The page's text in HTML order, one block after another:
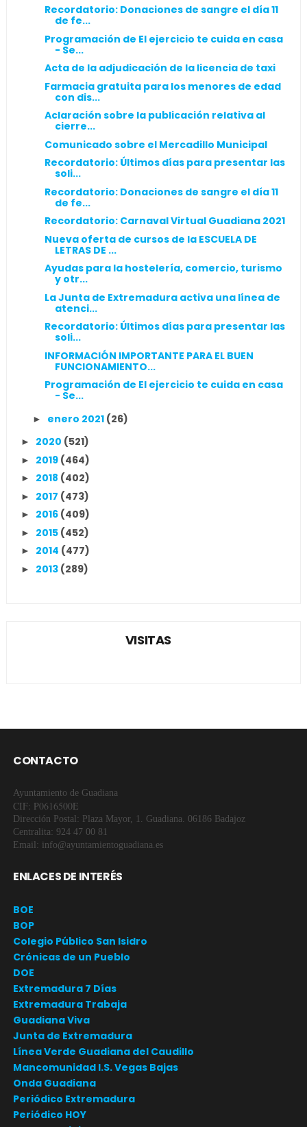
Recordatorio: Donaciones de sangre el día 11
de fe...
Programación de El ejercicio te cuida en casa
- Se...
Acta de la adjudicación de la licencia de taxi
Farmacia gratuita para los menores de edad
con dis...
Aclaración sobre la publicación relativa al
cierre...
Comunicado sobre el Mercadillo Municipal
Recordatorio: Últimos días para presentar las
soli...
Recordatorio: Donaciones de sangre el día 11
de fe...
Recordatorio: Carnaval Virtual Guadiana 2021
Nueva oferta de cursos de la ESCUELA DE
LETRAS DE ...
Ayudas para la hostelería, comercio, turismo
y otr...
La Junta de Extremadura activa una línea de
atenci...
Recordatorio: Últimos días para presentar las
soli...
INFORMACIÓN IMPORTANTE PARA EL BUEN
FUNCIONAMIENTO...
Programación de El ejercicio te cuida en casa
- Se...
► enero 2021 (26)
► 2020 (521)
► 2019 (464)
► 2018 (402)
► 2017 (473)
► 2016 (409)
► 2015 (452)
► 2014 (477)
► 2013 (289)
VISITAS
CONTACTO
Ayuntamiento de Guadiana
CIF: P0616500E
Dirección Postal: Plaza Mayor, 1. Guadiana. 06186 Badajoz
Centralita: 924 47 00 81
Email: info@ayuntamientoguadiana.es
ENLACES DE INTERÉS
BOE
BOP
Colegio Público San Isidro
Crónicas de un Pueblo
DOE
Extremadura 7 Días
Extremadura Trabaja
Guadiana Viva
Junta de Extremadura
Línea Verde Guadiana del Caudillo
Mancomunidad I.S. Vegas Bajas
Onda Guadiana
Periódico Extremadura
Periódico HOY